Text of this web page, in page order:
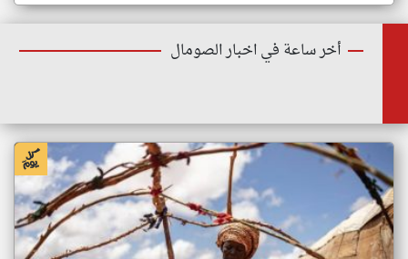
أخر ساعة في اخبار الصومال